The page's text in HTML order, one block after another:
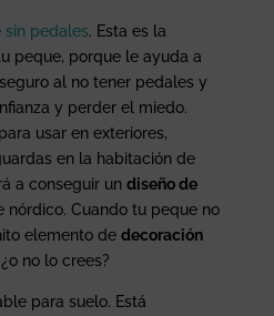
sin pedales. Esta es la
peque, porque le ayuda a
al no tener pedales y
y perder el miedo.
usar en exteriores,
en la habitación de
a conseguir un diseño de
nórdico. Cuando tu peque no
elemento de decoración
no lo crees?
para suelo. Está